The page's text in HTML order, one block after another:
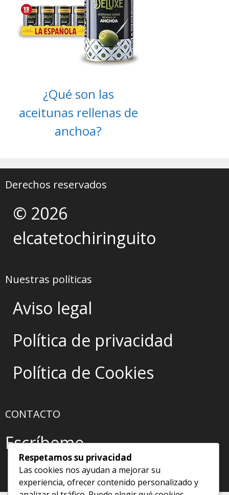
¿Qué son las
aceitunas rellenas de
anchoa?
Derechos reservados
© 2026
elcatetochiringuito
Nuestras políticas
Aviso legal
Política de privacidad
Política de Cookies
CONTACTO
Escríbeme
Respetamos su privacidad
Las cookies nos ayudan a mejorar su
experiencia, ofrecer contenido personalizado y